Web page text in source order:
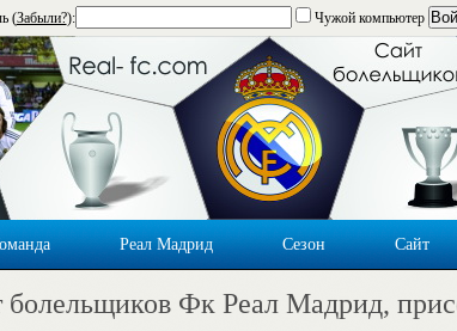
(Забыли?): Чужой компьютер
Реал Мадрид Сезон Сайт
болельщиков Фк Реал Мадрид,